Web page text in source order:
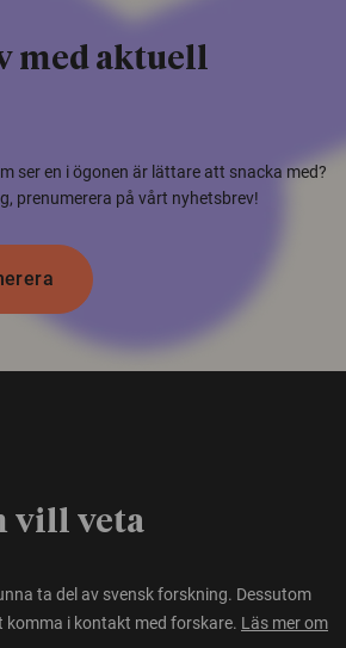
med aktuell
ser en i ögonen är lättare att snacka med?
prenumerera på vårt nyhetsbrev!
vill veta
ta del av svensk forskning. Dessutom
komma i kontakt med forskare. Läs mer om